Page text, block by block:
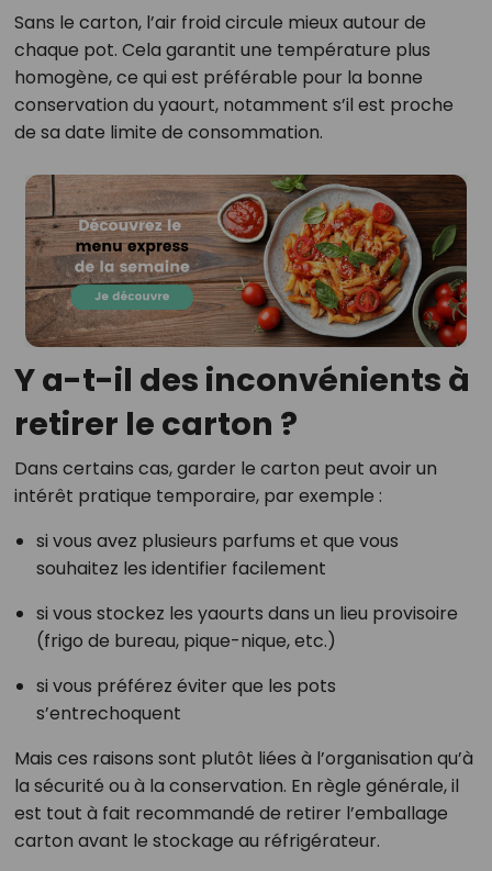
Sans le carton, l’air froid circule mieux autour de
chaque pot. Cela garantit une température plus
homogène, ce qui est préférable pour la bonne
conservation du yaourt, notamment s’il est proche
de sa date limite de consommation.
Y a-t-il des inconvénients à
retirer le carton ?
Dans certains cas, garder le carton peut avoir un
intérêt pratique temporaire, par exemple :
si vous avez plusieurs parfums et que vous
souhaitez les identifier facilement
si vous stockez les yaourts dans un lieu provisoire
(frigo de bureau, pique-nique, etc.)
si vous préférez éviter que les pots
s’entrechoquent
Mais ces raisons sont plutôt liées à l’organisation qu’à
la sécurité ou à la conservation. En règle générale, il
est tout à fait recommandé de retirer l’emballage
carton avant le stockage au réfrigérateur.